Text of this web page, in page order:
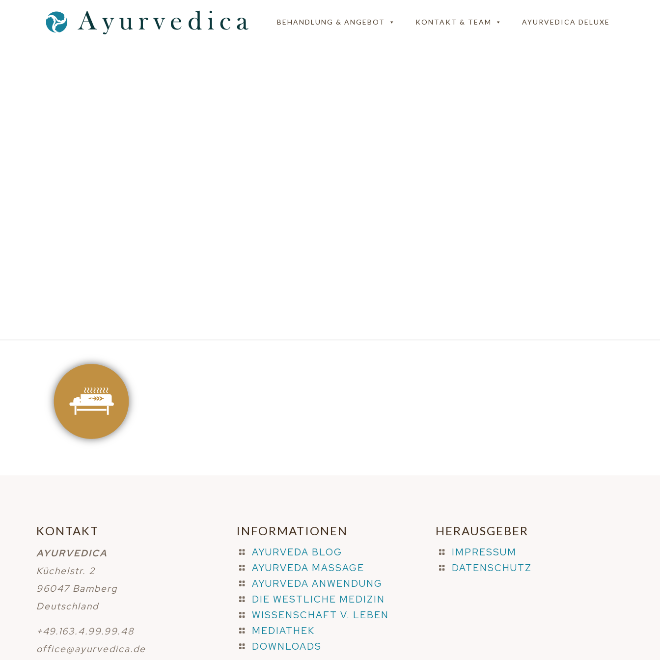
BEHANDLUNG & ANGEBOT KONTAKT & TEAM AYURVEDICA DELUXE
KONTAKT
AYURVEDICA
Küchelstr. 2
96047 Bamberg
Deutschland
+49.163.4.99.99.48
office@ayurvedica.de
INFORMATIONEN
AYURVEDA BLOG
AYURVEDA MASSAGE
AYURVEDA ANWENDUNG
DIE WESTLICHE MEDIZIN
WISSENSCHAFT V. LEBEN
MEDIATHEK
DOWNLOADS
HERAUSGEBER
IMPRESSUM
DATENSCHUTZ